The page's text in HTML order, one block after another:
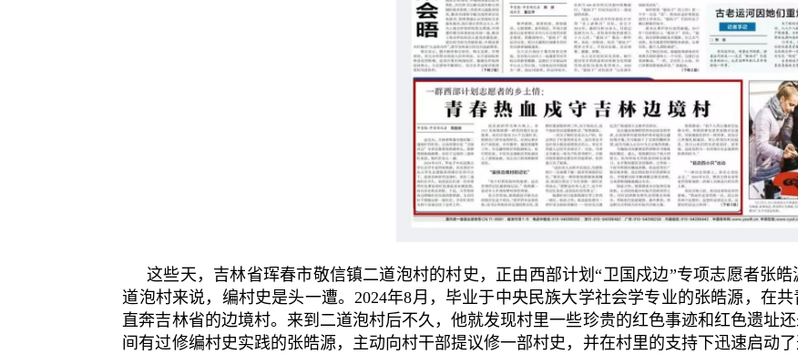
这些天，吉林省珲春市敬信镇二道泡村的村史，正由西部计划“卫国戍边”专项志愿者张
道泡村来说，编村史是头一遭。2024年8月，毕业于中央民族大学社会学专业的张皓源，在
直奔吉林省的边境村。来到二道泡村后不久，他就发现村里一些珍贵的红色事迹和红色遗址
间有过修编村史实践的张皓源，主动向村干部提议修一部村史，并在村里的支持下迅速启动